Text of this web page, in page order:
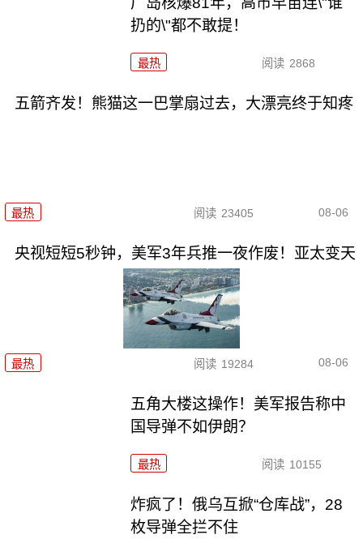
扔的\"都不敢提！
最热 阅读 2868
五箭齐发！熊猫这一巴掌扇过去，大漂亮终于知疼
最热 阅读 23405 08-06
央视短短5秒钟，美军3年兵推一夜作废！亚太变天
最热 阅读 19284 08-06
五角大楼这操作！美军报告称中
国导弹不如伊朗？
最热 阅读 10155
炸疯了！俄乌互掀“仓库战”，28
枚导弹全拦不住